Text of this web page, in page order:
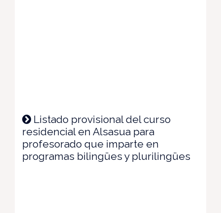
Listado provisional del curso
residencial en Alsasua para
profesorado que imparte en
programas bilingües y plurilingües